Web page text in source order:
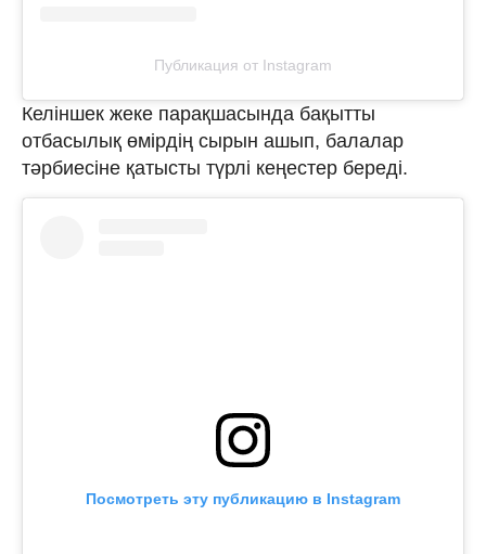
Публикация от Instagram
Келіншек жеке парақшасында бақытты
отбасылық өмірдің сырын ашып, балалар
тәрбиесіне қатысты түрлі кеңестер береді.
Посмотреть эту публикацию в Instagram